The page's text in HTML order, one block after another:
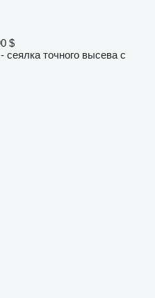
$
сеялка точного высева с